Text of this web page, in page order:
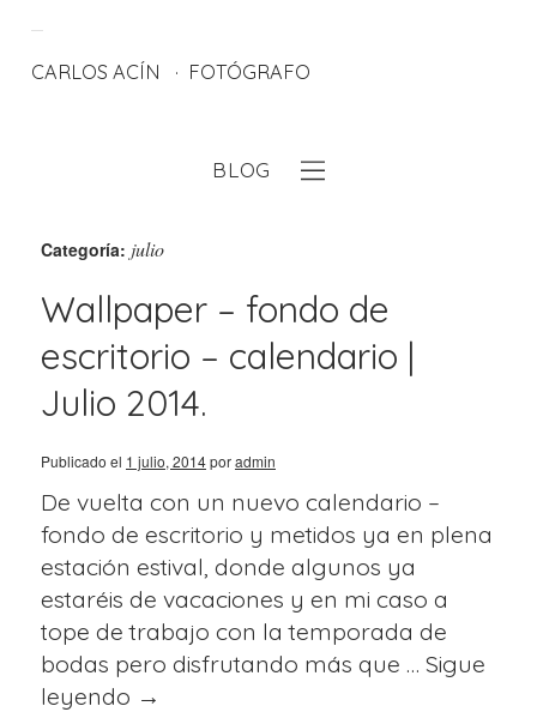
CARLOS ACÍN FOTÓGRAFO
BLOG
Categoría: julio
Wallpaper – fondo de
escritorio – calendario |
Julio 2014.
Publicado el 1 julio, 2014poradmin
De vuelta con un nuevo calendario –
fondo de escritorio y metidos ya en plena
estación estival, donde algunos ya
estaréis de vacaciones y en mi caso a
tope de trabajo con la temporada de
bodas pero disfrutando más que … Sigue
leyendo →